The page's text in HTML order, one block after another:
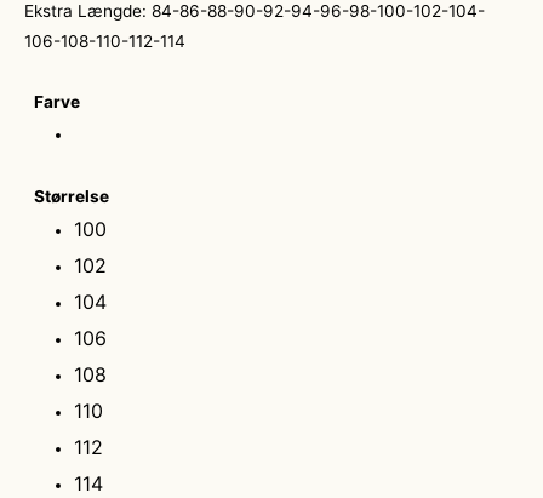
Ekstra Længde: 84-86-88-90-92-94-96-98-100-102-104-
106-108-110-112-114
Farve
Størrelse
100
102
104
106
108
110
112
114